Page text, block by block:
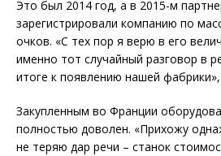
Это был 2014 год, а в 2015-м
зарегистрировали компанию по
очков. «С тех пор я верю в его
именно тот случайный разговор в
итоге к появлению нашей
Закупленным во Франции
полностью доволен. «Прихожу
не теряю дар речи – станок